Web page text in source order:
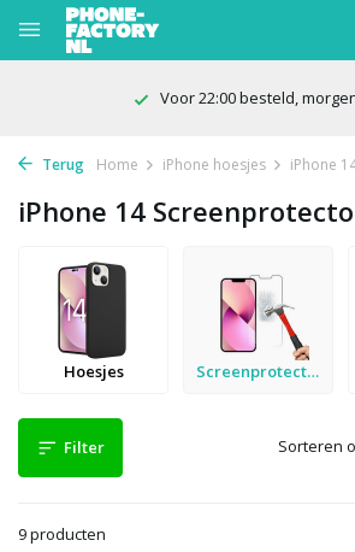
Voor 22:00 besteld,
Terug Home iPhone hoesjes iPhone
iPhone 14
Hoesjes Screenprotectors
Filter
9 producten
Sorteren